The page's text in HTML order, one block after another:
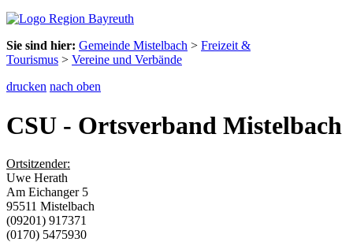
Sie sind hier: Gemeinde Mistelbach > Freizeit &
Tourismus > Vereine und Verbände
drucken nach oben
CSU - Ortsverband Mistelbach
Ortsitzender:
Uwe Herath
Am Eichanger 5
95511 Mistelbach
(09201) 917371
(0170) 5475930